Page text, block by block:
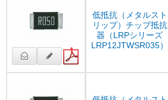
低抵抗（メタルスト
リップ）チップ抵抗
器（LRPシリーズ
LRP12JTWSR035）